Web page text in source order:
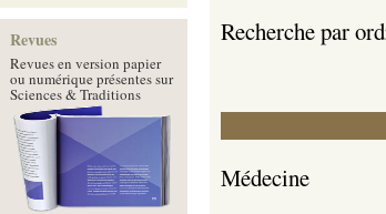
Revues
Revues en version papier
ou numérique présentes sur
Sciences & Traditions
Recherche par
Médecine